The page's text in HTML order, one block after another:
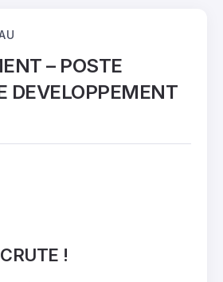
– POSTE
DEVELOPPEMENT
!